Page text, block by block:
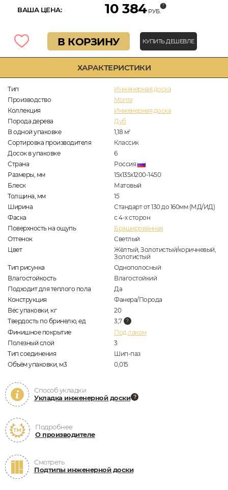
ХАРАКТЕРИСТИКИ
Тип
Инженерная доска
Производство
Monte
Коллекция
Инженерная доска
Порода дерева
Дуб
В одной упаковке
1,18 м2
Сортировка производителя
Классик
Досок в упаковке
6
Страна
Россия
Размеры, мм
15х135х1200-1450
Блеск
Матовый
Толщина, мм
15
Ширина
Стандарт от 130 до 160мм (МД/ИД)
Фаска
с 4-х сторон
Поверхность на ощупь
Брашированная
Оттенок
Светлый
Цвет
Жёлтый, Золотистый/коричневый,
Золотистый
Тип рисунка
Однополосный
Влагостойкость
Влагостойкий
Подходит для теплого пола
Да
Конструкция
Фанера/Порода
Вес упаковки, кг
20
Твердость по бринелю, ед
3,7
Финишное покрытие
Под лаком
Полезный слой
3
Тип соединения
Шип-паз
Объём упаковки, м3
0,015
Способ укладки
Укладка инженерной доски
Подробнее
О производителе
Смотреть
Подтипы инженерной доски
ВАША ЦЕНА: 10 384 РУБ.
В КОРЗИНУ КУПИТЬ ДЕШЕВЛЕ